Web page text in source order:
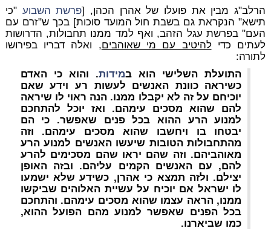
הרלב"ג מבין את פועלו של אהרן הכהן, [פרשת השבוע "כי
תישא" הנקראת גם בשבת חול המועד סוכות] בכך ש"זרם עם
העם" בפרשת עגל הזהב, ואף למד ממנו תחבולות, הדרושות
לעתים כדילהיטיב עם מי שאוהבים, ואלה דבריו בפירושו
לתורה:
התועלת השלישי הוא במידות. והוא כי האדם
כשיראה כוונת האנשים לעשות רע וידע שאם
יוכיחם על זה לא יקבלו ממנו. הנה ראוי לו שיראה
להם שהוא מסכים עימהם. ואז יוכל להתחכם
למנוע הרע ההוא בכל פנים שאפשר. כי הם
יבטחו בו ויחשבו שהוא מסכים עימהם. וזה
מהתחבולות הטובות שיעשו האנשים למנוע הרע
מאוהביהם. וזה שהם יראו שהם מסכימים להרע
להם, עם האנשים הקמים עליהם. ובזה האופן
יצילם. ולזה תמצא כי אהרן, כשידע שלא ישמעו
לו ישראל אם יוכיח על עשיית האלוהים שביקשו
ממנו, הראה עצמו שהוא מסכים עימהם. והתחכם
בכל הפנים שאפשר למנוע מהם הפועל ההוא,
כמו שביארנו.